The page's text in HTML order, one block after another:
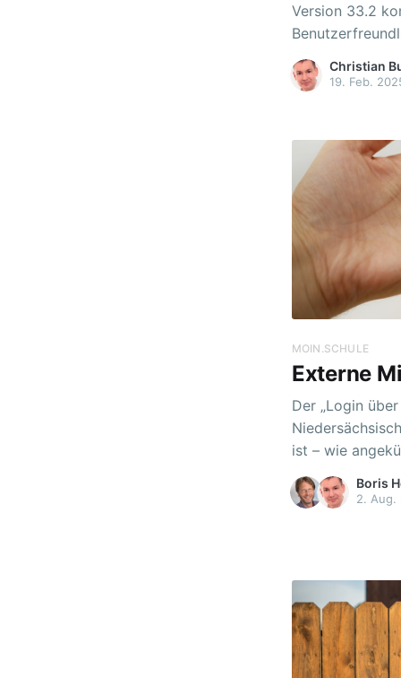
Version 33.2
Benutzerfreundlichkeit. 🔗
Lernkarten Ab sofort können einzelne Karten mit
Lerninhalten
spezifische
Christian
19. Feb.
MOIN.SCHULE
Externe
Der „Login
ist – wie
aller
ermöglicht die
Boris
2. Aug.